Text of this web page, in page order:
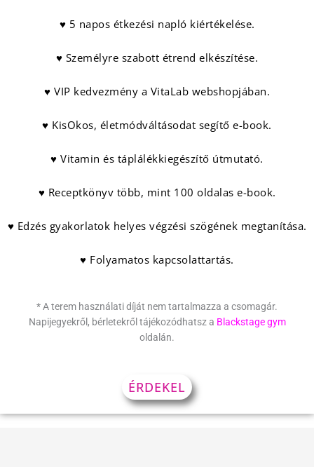
♥ 5 napos étkezési napló kiértékelése.
♥ Személyre szabott étrend elkészítése.
♥ VIP kedvezmény a VitaLab webshopjában.
♥ KisOkos, életmódváltásodat segítő e-book.
♥ Vitamin és táplálékkiegészítő útmutató.
♥ Receptkönyv több, mint 100 oldalas e-book.
♥ Edzés gyakorlatok helyes végzési szögének megtanítása.
♥ Folyamatos kapcsolattartás.
* A terem használati díját nem tartalmazza a csomagár.
Napijegyekről, bérletekről tájékozódhatsz a Blackstage gym
oldalán.
ÉRDEKEL